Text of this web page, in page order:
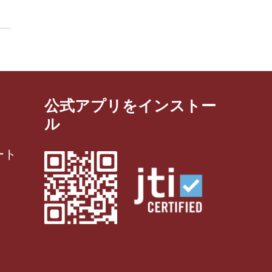
公式アプリをインストー
ル